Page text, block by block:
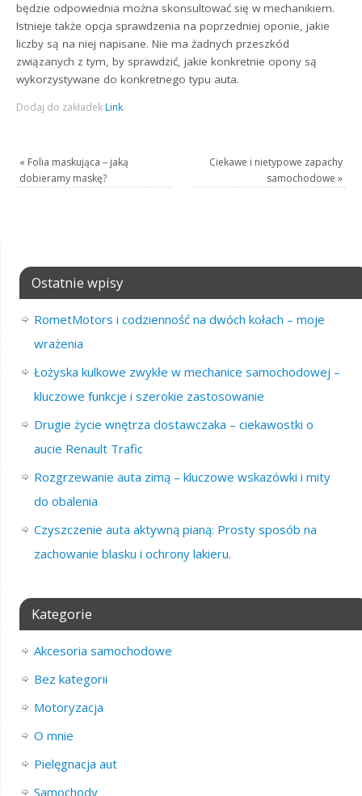
będzie odpowiednia można skonsultować się w mechanikiem.
Istnieje także opcja sprawdzenia na poprzedniej oponie, jakie
liczby są na niej napisane. Nie ma żadnych przeszkód
związanych z tym, by sprawdzić, jakie konkretnie opony są
wykorzystywane do konkretnego typu auta.
Dodaj do zakładek Link.
« Folia maskująca – jaką
dobieramy maskę?
Ciekawe i nietypowe zapachy
samochodowe »
Ostatnie wpisy
RometMotors i codzienność na dwóch kołach – moje
wrażenia
Łożyska kulkowe zwykłe w mechanice samochodowej –
kluczowe funkcje i szerokie zastosowanie
Drugie życie wnętrza dostawczaka – ciekawostki o
aucie Renault Trafic
Rozgrzewanie auta zimą – kluczowe wskazówki i mity
do obalenia
Czyszczenie auta aktywną pianą: Prosty sposób na
zachowanie blasku i ochrony lakieru.
Kategorie
Akcesoria samochodowe
Bez kategorii
Motoryzacja
O mnie
Pielęgnacja aut
Samochody